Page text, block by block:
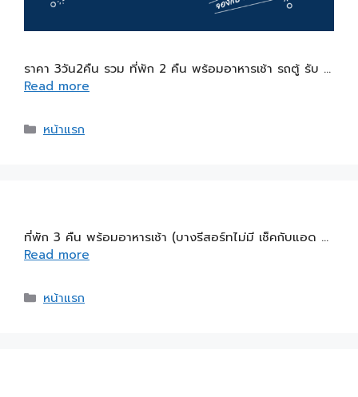
ราคา 3วัน2คืน รวม ที่พัก 2 คืน พร้อมอาหารเช้า รถตู้ รับ …
Read more
หน้าแรก
ที่พัก 3 คืน พร้อมอาหารเช้า (บางรีสอร์ทไม่มี เช็คกับแอด …
Read more
หน้าแรก